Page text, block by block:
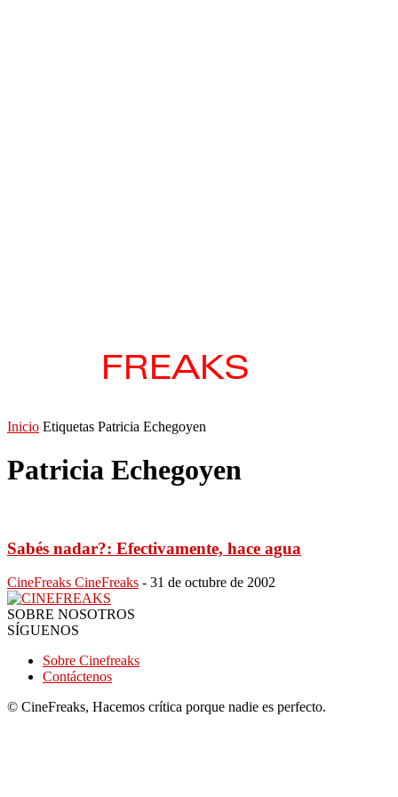
Inicio Etiquetas Patricia Echegoyen
Patricia Echegoyen
Sabés nadar?: Efectivamente, hace agua
CineFreaks CineFreaks - 31 de octubre de 2002
SOBRE NOSOTROS
SÍGUENOS
Sobre Cinefreaks
Contáctenos
© CineFreaks, Hacemos crítica porque nadie es perfecto.